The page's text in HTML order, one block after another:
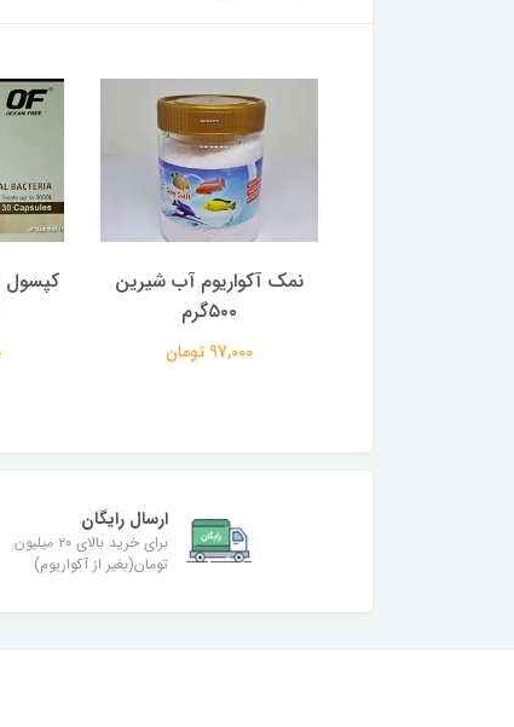
نمک آکواریوم آب شیرین
۵۰۰گرم
97,000 تومان
کپسول
ارسال رایگان
برای خرید بالای ۲۰ میلیون
تومان(بغیر از آکواریوم)